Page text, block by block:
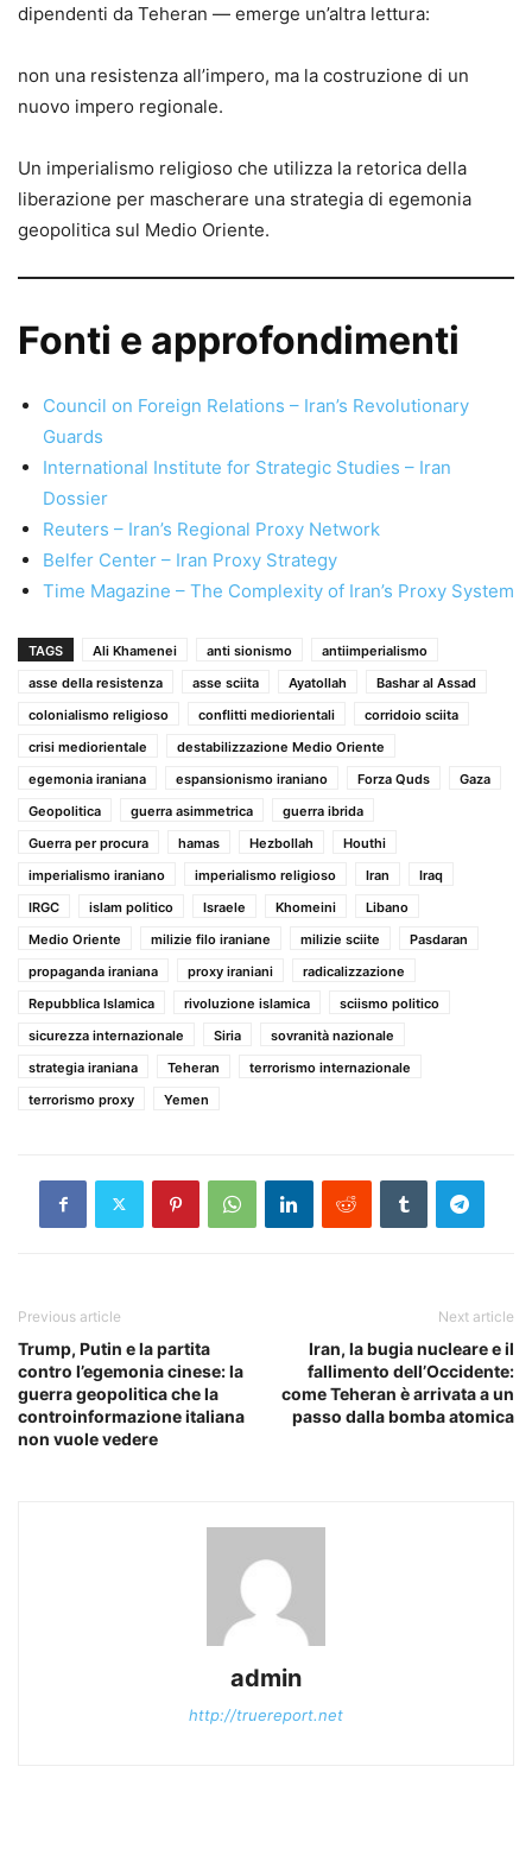
dipendenti da Teheran — emerge un’altra lettura:
non una resistenza all’impero, ma la costruzione di un
nuovo impero regionale.
Un imperialismo religioso che utilizza la retorica della
liberazione per mascherare una strategia di egemonia
geopolitica sul Medio Oriente.
Fonti e approfondimenti
Council on Foreign Relations – Iran’s Revolutionary
Guards
International Institute for Strategic Studies – Iran
Dossier
Reuters – Iran’s Regional Proxy Network
Belfer Center – Iran Proxy Strategy
Time Magazine – The Complexity of Iran’s Proxy System
TAGS Ali Khamenei anti sionismo
antiimperialismo
asse della resistenza
asse sciita Ayatollah
Bashar al Assad
colonialismo religioso
conflitti mediorientali
corridoio sciita
crisi mediorientale
destabilizzazione Medio Oriente
egemonia iraniana
espansionismo iraniano Forza Quds
Gaza
Geopolitica
guerra asimmetrica
guerra ibrida
Guerra per procura
hamas Hezbollah
Houthi
imperialismo iraniano
imperialismo religioso Iran
Iraq
IRGC
islam politico Israele Khomeini
Libano
Medio Oriente
milizie filo iraniane milizie sciite
Pasdaran
propaganda iraniana
proxy iraniani
radicalizzazione
Repubblica Islamica
rivoluzione islamica
sciismo politico
sicurezza internazionale
Siria
sovranità nazionale
strategia iraniana
Teheran
terrorismo internazionale
terrorismo proxy
Yemen
Previous article
Trump, Putin e la partita
contro l’egemonia cinese: la
guerra geopolitica che la
controinformazione italiana
non vuole vedere
Next article
Iran, la bugia nucleare e il
fallimento dell’Occidente:
come Teheran è arrivata a un
passo dalla bomba atomica
admin
http://truereport.net